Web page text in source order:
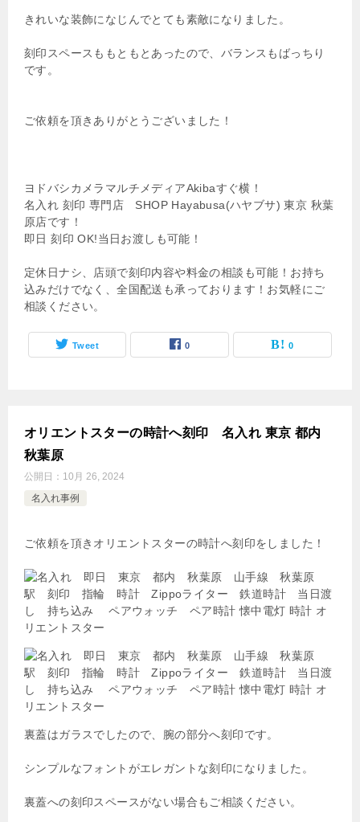
きれいな装飾になじんでとても素敵になりました。
刻印スペースももともとあったので、バランスもばっちり
です。
ご依頼を頂きありがとうございました！
ヨドバシカメラマルチメディアAkibaすぐ横！
名入れ 刻印 専門店 SHOP Hayabusa(ハヤブサ) 東京 秋葉
原店です！
即日 刻印 OK!当日お渡しも可能！
定休日ナシ、店頭で刻印内容や料金の相談も可能！お持ち
込みだけでなく、全国配送も承っております！お気軽にご
相談ください。
Tweet 0 0
オリエントスターの時計へ刻印 名入れ 東京 都内
秋葉原
公開日： 10月 26, 2024
名入れ事例
ご依頼を頂きオリエントスターの時計へ刻印をしました！
裏蓋はガラスでしたので、腕の部分へ刻印です。
シンプルなフォントがエレガントな刻印になりました。
裏蓋への刻印スペースがない場合もご相談ください。